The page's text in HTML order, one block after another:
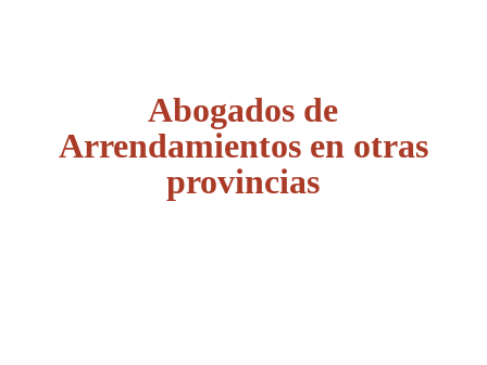
Abogados de
Arrendamientos en otras
provincias